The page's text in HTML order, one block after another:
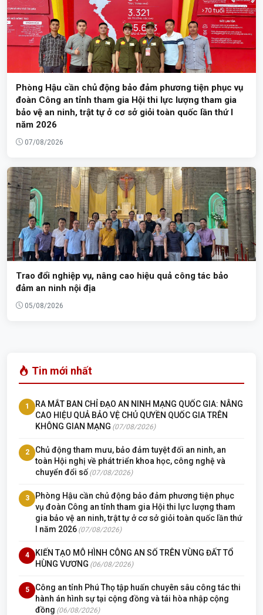
Phòng Hậu cần chủ động bảo đảm phương tiện phục vụ
đoàn Công an tỉnh tham gia Hội thi lực lượng tham gia
bảo vệ an ninh, trật tự ở cơ sở giỏi toàn quốc lần thứ I
năm 2026
07/08/2026
Trao đổi nghiệp vụ, nâng cao hiệu quả công tác bảo
đảm an ninh nội địa
05/08/2026
Tin mới nhất
1
RA MẮT BAN CHỈ ĐẠO AN NINH MẠNG QUỐC GIA: NÂNG
CAO HIỆU QUẢ BẢO VỆ CHỦ QUYỀN QUỐC GIA TRÊN
KHÔNG GIAN MẠNG (07/08/2026)
2
Chủ động tham mưu, bảo đảm tuyệt đối an ninh, an
toàn Hội nghị về phát triển khoa học, công nghệ và
chuyển đổi số (07/08/2026)
3
Phòng Hậu cần chủ động bảo đảm phương tiện phục
vụ đoàn Công an tỉnh tham gia Hội thi lực lượng tham
gia bảo vệ an ninh, trật tự ở cơ sở giỏi toàn quốc lần thứ
I năm 2026 (07/08/2026)
4
KIẾN TẠO MÔ HÌNH CÔNG AN SỐ TRÊN VÙNG ĐẤT TỔ
HÙNG VƯƠNG (06/08/2026)
5
Công an tỉnh Phú Thọ tập huấn chuyên sâu công tác thi
hành án hình sự tại cộng đồng và tái hòa nhập cộng
đồng (06/08/2026)